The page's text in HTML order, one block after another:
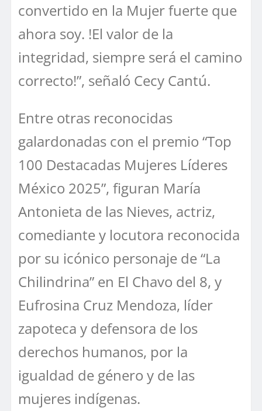
convertido en la Mujer fuerte que
ahora soy. !El valor de la
integridad, siempre será el camino
correcto!”, señaló Cecy Cantú.
Entre otras reconocidas
galardonadas con el premio “Top
100 Destacadas Mujeres Líderes
México 2025”, figuran María
Antonieta de las Nieves, actriz,
comediante y locutora reconocida
por su icónico personaje de “La
Chilindrina” en El Chavo del 8, y
Eufrosina Cruz Mendoza, líder
zapoteca y defensora de los
derechos humanos, por la
igualdad de género y de las
mujeres indígenas.